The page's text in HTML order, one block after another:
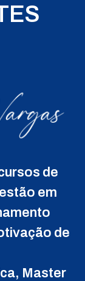
de
em
de
Master